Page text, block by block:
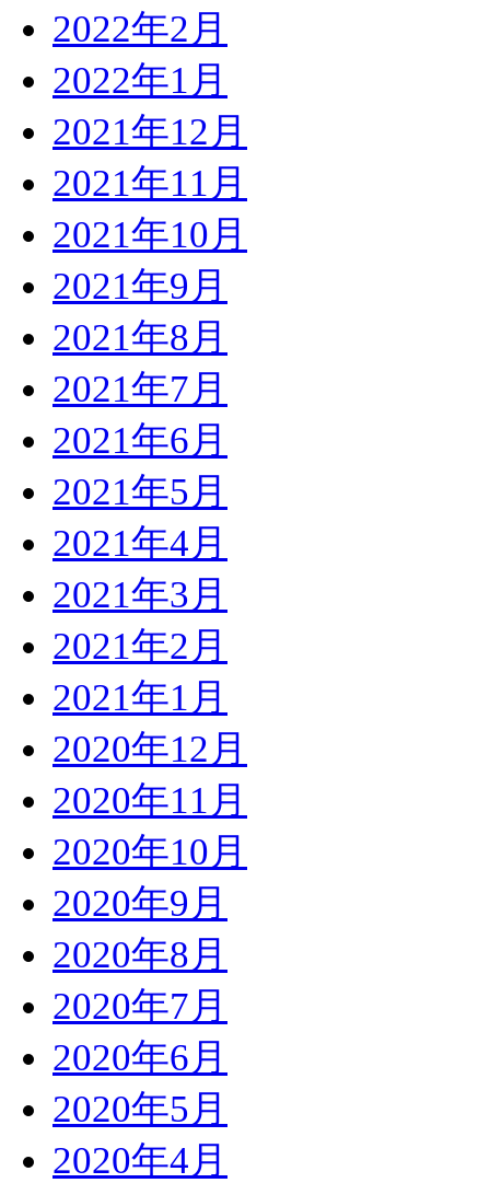
2022年2月
2022年1月
2021年12月
2021年11月
2021年10月
2021年9月
2021年8月
2021年7月
2021年6月
2021年5月
2021年4月
2021年3月
2021年2月
2021年1月
2020年12月
2020年11月
2020年10月
2020年9月
2020年8月
2020年7月
2020年6月
2020年5月
2020年4月